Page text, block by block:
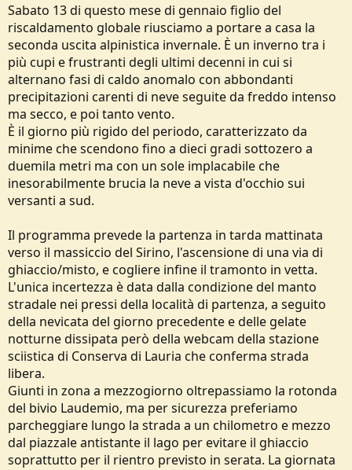
Sabato 13 di questo mese di gennaio figlio del
riscaldamento globale riusciamo a portare a casa la
seconda uscita alpinistica invernale. È un inverno tra i
più cupi e frustranti degli ultimi decenni in cui si
alternano fasi di caldo anomalo con abbondanti
precipitazioni carenti di neve seguite da freddo intenso
ma secco, e poi tanto vento.
È il giorno più rigido del periodo, caratterizzato da
minime che scendono fino a dieci gradi sottozero a
duemila metri ma con un sole implacabile che
inesorabilmente brucia la neve a vista d'occhio sui
versanti a sud.
Il programma prevede la partenza in tarda mattinata
verso il massiccio del Sirino, l'ascensione di una via di
ghiaccio/misto, e cogliere infine il tramonto in vetta.
L'unica incertezza è data dalla condizione del manto
stradale nei pressi della località di partenza, a seguito
della nevicata del giorno precedente e delle gelate
notturne dissipata però della webcam della stazione
sciistica di Conserva di Lauria che conferma strada
libera.
Giunti in zona a mezzogiorno oltrepassiamo la rotonda
del bivio Laudemio, ma per sicurezza preferiamo
parcheggiare lungo la strada a un chilometro e mezzo
dal piazzale antistante il lago per evitare il ghiaccio
soprattutto per il rientro previsto in serata. La giornata